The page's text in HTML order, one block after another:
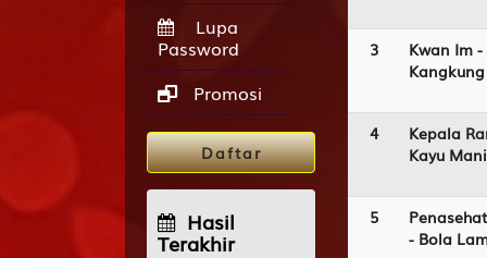
Lupa
Password
Promosi
Daftar
Hasil
Terakhir
3
Kwan Im
4
Kepala
Kayu
5
- Bola